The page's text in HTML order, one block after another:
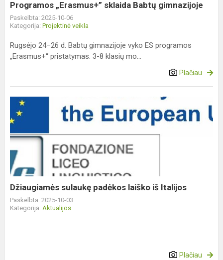
Programos „Erasmus+” sklaida Babtų gimnazijoje
Paskelbta: 2025-10-06
Kategorija: Projektinė veikla
Rugsėjo 24–26 d. Babtų gimnazijoje vyko ES programos
„Erasmus+“ pristatymas. 3-8 klasių mo...
Plačiau
Džiaugiamės
sulaukę
padėkos
laiško
iš
Italijos
Džiaugiamės sulaukę padėkos laiško iš Italijos
Paskelbta: 2025-10-03
Kategorija: Aktualijos
Plačiau